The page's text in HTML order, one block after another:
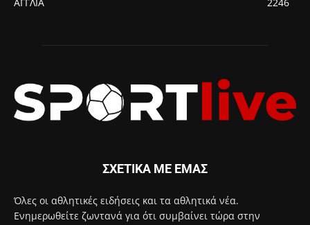
ΣΧΕΤΙΚΑ ΜΕ ΕΜΑΣ
Όλες οι αθλητικές ειδήσεις και τα αθλητικά νέα.
Ενημερωθείτε ζωντανά για ότι συμβαίνει τώρα στην